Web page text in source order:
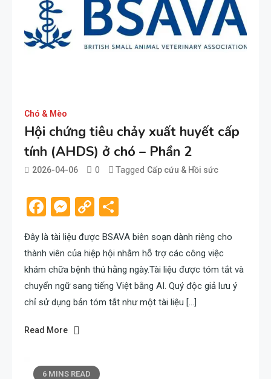
Chó & Mèo
Hội chứng tiêu chảy xuất huyết cấp
tính (AHDS) ở chó – Phần 2
2026-04-06
0 Tagged Cấp cứu & Hồi sức
Facebook
Messenger
Copy
Đây là tài liệu được BSAVA biên soạn dành riêng cho
thành viên của hiệp hội nhằm hỗ trợ các công việc
khám chữa bệnh thú hằng ngày.Tài liệu được tóm tắt và
chuyển ngữ sang tiếng Việt bằng AI. Quý độc giả lưu ý
chỉ sử dụng bản tóm tắt như một tài liệu […]
Read More
6 MINS READ